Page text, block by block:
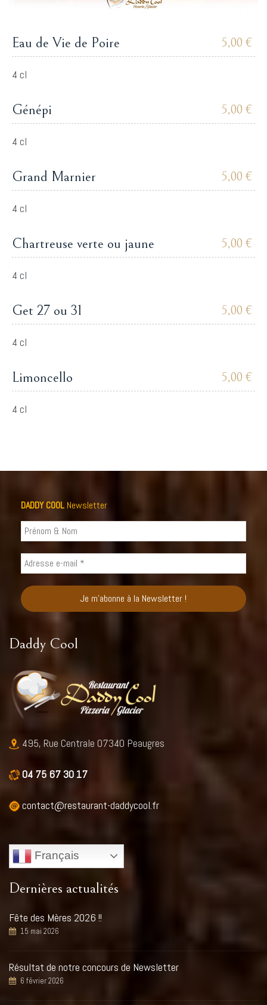
Eau de Vie de Poire 5,00 €
4 cl
Génépi 5,00 €
4 cl
Grand Marnier 5,00 €
4 cl
Chartreuse verte ou jaune 5,00 €
4 cl
Get 27 ou 31 5,00 €
4 cl
Limoncello 5,00 €
4 cl
DADDY COOL Newsletter
Daddy Cool
495, Rue Centrale 07340 Peaugres
04 75 67 30 17
contact@restaurant-daddycool.fr
Français
Dernières actualités
Fête des Mères 2026 !!
15 mai 2026
Résultat de notre concours de Newsletter
6 février 2026